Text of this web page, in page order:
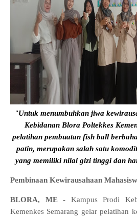
"Untuk menumbuhkan jiwa
Kebidanan Blora Poltekkes
pelatihan pembuatan fish ball
patin, merupakan salah satu
yang memiliki nilai gizi tinggi dan
Pembinaan Kewirausahaan
BLORA, ME - Kampus Prodi
Kemenkes Semarang gelar pelatihan